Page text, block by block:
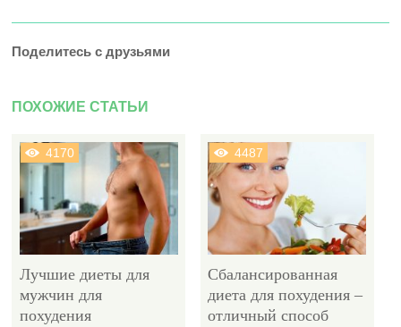
Поделитесь с друзьями
ПОХОЖИЕ СТАТЬИ
4170
Лучшие диеты для
мужчин для
похудения
4487
Сбалансированная
диета для похудения –
отличный способ